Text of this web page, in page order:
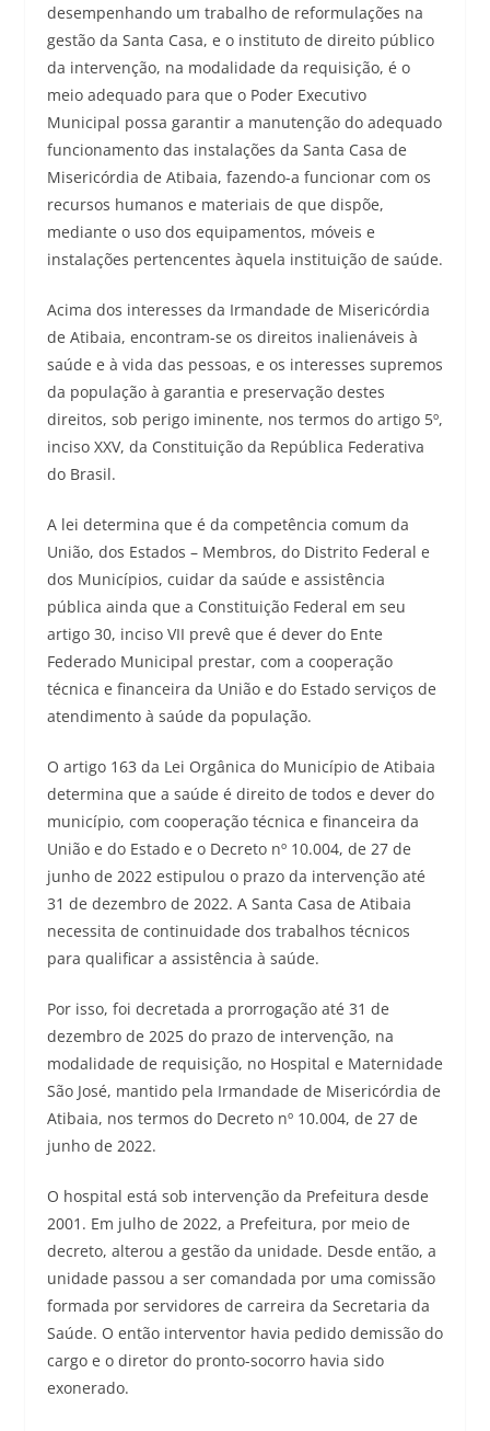
desempenhando um trabalho de reformulações na
gestão da Santa Casa, e o instituto de direito público
da intervenção, na modalidade da requisição, é o
meio adequado para que o Poder Executivo
Municipal possa garantir a manutenção do adequado
funcionamento das instalações da Santa Casa de
Misericórdia de Atibaia, fazendo-a funcionar com os
recursos humanos e materiais de que dispõe,
mediante o uso dos equipamentos, móveis e
instalações pertencentes àquela instituição de saúde.
Acima dos interesses da Irmandade de Misericórdia
de Atibaia, encontram-se os direitos inalienáveis à
saúde e à vida das pessoas, e os interesses supremos
da população à garantia e preservação destes
direitos, sob perigo iminente, nos termos do artigo 5º,
inciso XXV, da Constituição da República Federativa
do Brasil.
A lei determina que é da competência comum da
União, dos Estados – Membros, do Distrito Federal e
dos Municípios, cuidar da saúde e assistência
pública ainda que a Constituição Federal em seu
artigo 30, inciso VII prevê que é dever do Ente
Federado Municipal prestar, com a cooperação
técnica e financeira da União e do Estado serviços de
atendimento à saúde da população.
O artigo 163 da Lei Orgânica do Município de Atibaia
determina que a saúde é direito de todos e dever do
município, com cooperação técnica e financeira da
União e do Estado e o Decreto nº 10.004, de 27 de
junho de 2022 estipulou o prazo da intervenção até
31 de dezembro de 2022. A Santa Casa de Atibaia
necessita de continuidade dos trabalhos técnicos
para qualificar a assistência à saúde.
Por isso, foi decretada a prorrogação até 31 de
dezembro de 2025 do prazo de intervenção, na
modalidade de requisição, no Hospital e Maternidade
São José, mantido pela Irmandade de Misericórdia de
Atibaia, nos termos do Decreto nº 10.004, de 27 de
junho de 2022.
O hospital está sob intervenção da Prefeitura desde
2001. Em julho de 2022, a Prefeitura, por meio de
decreto, alterou a gestão da unidade. Desde então, a
unidade passou a ser comandada por uma comissão
formada por servidores de carreira da Secretaria da
Saúde. O então interventor havia pedido demissão do
cargo e o diretor do pronto-socorro havia sido
exonerado.